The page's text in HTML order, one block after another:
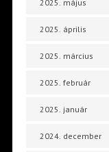
2025. május
2025. április
2025. március
2025. február
2025. január
2024. december